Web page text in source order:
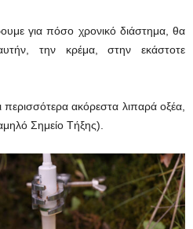
για πόσο χρονικό διάστημα, θα
την κρέμα, στην εκάστοτε
περισσότερα ακόρεστα λιπαρά οξέα,
Σημείο Τήξης).